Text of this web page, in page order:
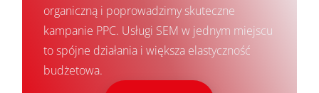
organiczną i poprowadzimy skuteczne
kampanie PPC. Usługi SEM w jednym miejscu
to spójne działania i większa elastyczność
budżetowa.